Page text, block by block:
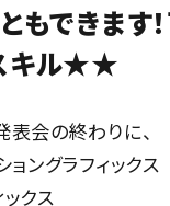
もできます
キル★★
表会の終わりに、
ングラフィックス
クス